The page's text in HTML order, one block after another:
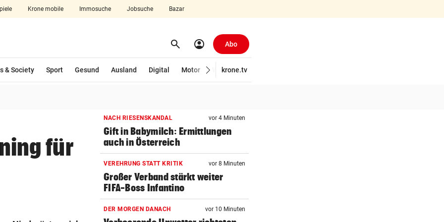
Krone mobile Immosuche Jobsuche Bazar
aufklappen search Suchen
account_circle Abo
& Society Sport Gesund Ausland Digital Motor Wirtschaft
krone.tv
für
NACH RIESENSKANDAL vor 4 Minuten
Gift in Babymilch: Ermittlungen
auch in Österreich
VEREHRUNG STATT KRITIK vor 8 Minuten
Großer Verband stärkt weiter
FIFA-Boss Infantino
DER MORGEN DANACH vor 10 Minuten